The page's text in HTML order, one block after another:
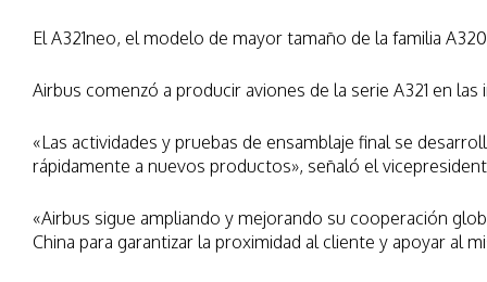
El A321neo, el modelo de mayor tamaño de la familia
Airbus comenzó a producir aviones de la serie A321 en
«Las actividades y pruebas de ensamblaje final se
rápidamente a nuevos productos», señaló el
«Airbus sigue ampliando y mejorando su cooperación
China para garantizar la proximidad al cliente y apoyar al